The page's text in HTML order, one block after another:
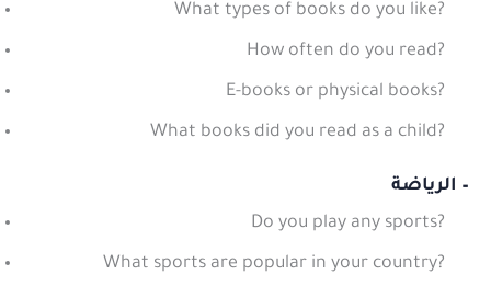
What types of books do you like?
How often do you read?
E-books or physical books?
What books did you read as a child?
– الرياضة
Do you play any sports?
What sports are popular in your country?